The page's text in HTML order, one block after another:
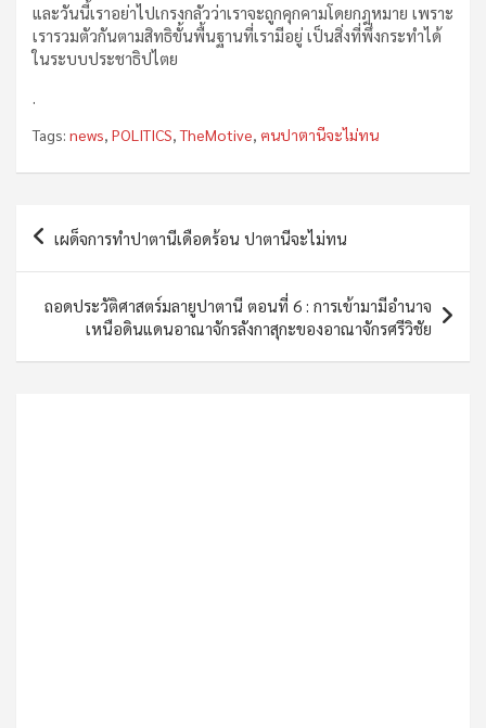
และวันนี้เราอย่าไปเกรงกลัวว่าเราจะถูกคุกคามโดยกฎหมาย เพราะ
เรารวมตัวกันตามสิทธิขั้นพื้นฐานที่เรามีอยู่ เป็นสิ่งที่พึ่งกระทำได้
ในระบบประชาธิปไตย
Tags: news, POLITICS,TheMotive, ฅนปาตานีจะไม่ทน
Post
navigation
เผด็จการทำปาตานีเดือดร้อน ปาตานีจะไม่ทน
ถอดประวัติศาสตร์มลายูปาตานี ตอนที่ 6 : การเข้ามามีอำนาจ
เหนือดินแดนอาณาจักรลังกาสุกะของอาณาจักรศรีวิชัย